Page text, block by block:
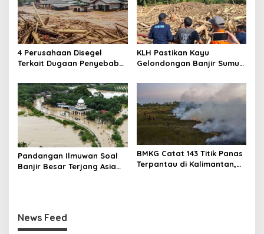
4 Perusahaan Disegel
Terkait Dugaan Penyebab
Periksa 8 Perusahaan di
DAS Batang Toru
KLH Pastikan Kayu
Gelondongan Banjir Sumut
Operasional 4 Perusahaan
Dihentikan Sementara
Pandangan Ilmuwan Soal
Banjir Besar Terjang Asia
BMKG Catat 143 Titik Panas
Terpantau di Kalimantan,
News Feed